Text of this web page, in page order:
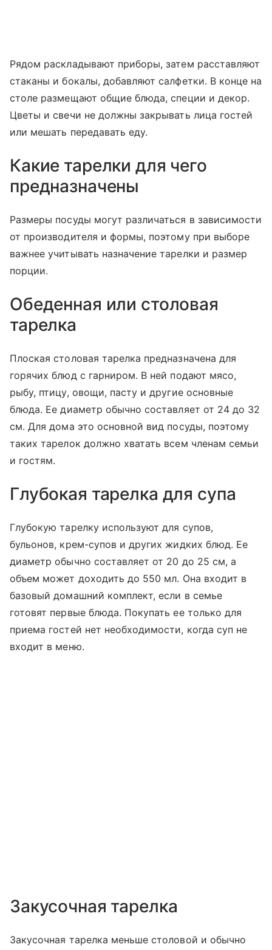
Рядом раскладывают приборы, затем расставляют
стаканы и бокалы, добавляют салфетки. В конце на
столе размещают общие блюда, специи и декор.
Цветы и свечи не должны закрывать лица гостей
или мешать передавать еду.
Какие тарелки для чего
предназначены
Размеры посуды могут различаться в зависимости
от производителя и формы, поэтому при выборе
важнее учитывать назначение тарелки и размер
порции.
Обеденная или столовая
тарелка
Плоская столовая тарелка предназначена для
горячих блюд с гарниром. В ней подают мясо,
рыбу, птицу, овощи, пасту и другие основные
блюда. Ее диаметр обычно составляет от 24 до 32
см. Для дома это основной вид посуды, поэтому
таких тарелок должно хватать всем членам семьи
и гостям.
Глубокая тарелка для супа
Глубокую тарелку используют для супов,
бульонов, крем-супов и других жидких блюд. Ее
диаметр обычно составляет от 20 до 25 см, а
объем может доходить до 550 мл. Она входит в
базовый домашний комплект, если в семье
готовят первые блюда. Покупать ее только для
приема гостей нет необходимости, когда суп не
входит в меню.
Закусочная тарелка
Закусочная тарелка меньше столовой и обычно